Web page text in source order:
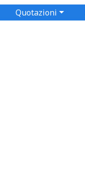
Quotazioni